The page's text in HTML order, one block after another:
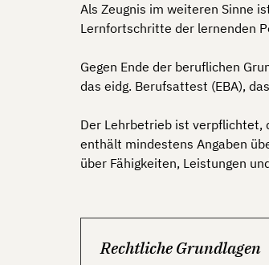
Als Zeugnis im weiteren Sinne
Lernfortschritte der lernenden
Gegen Ende der beruflichen
das eidg. Berufsattest (EBA),
Der Lehrbetrieb ist verpflichtet,
enthält mindestens Angaben
über Fähigkeiten, Leistungen
Rechtliche Grundlagen